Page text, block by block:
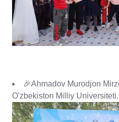
🎉Ahmadov Murodjon
O'zbekiston Milliy Universiteti.